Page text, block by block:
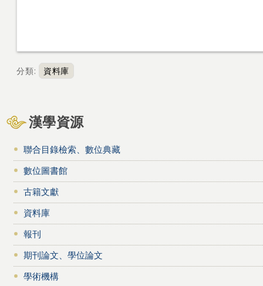
分類: 資料庫
漢學資源
聯合目錄檢索、數位典藏
數位圖書館
古籍文獻
資料庫
報刊
期刊論文、學位論文
學術機構